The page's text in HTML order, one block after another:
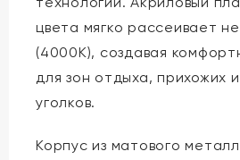
цвета мягко рассеивает
(4000K), создавая
для зон отдыха, прихожих
уголков.
Корпус из матового